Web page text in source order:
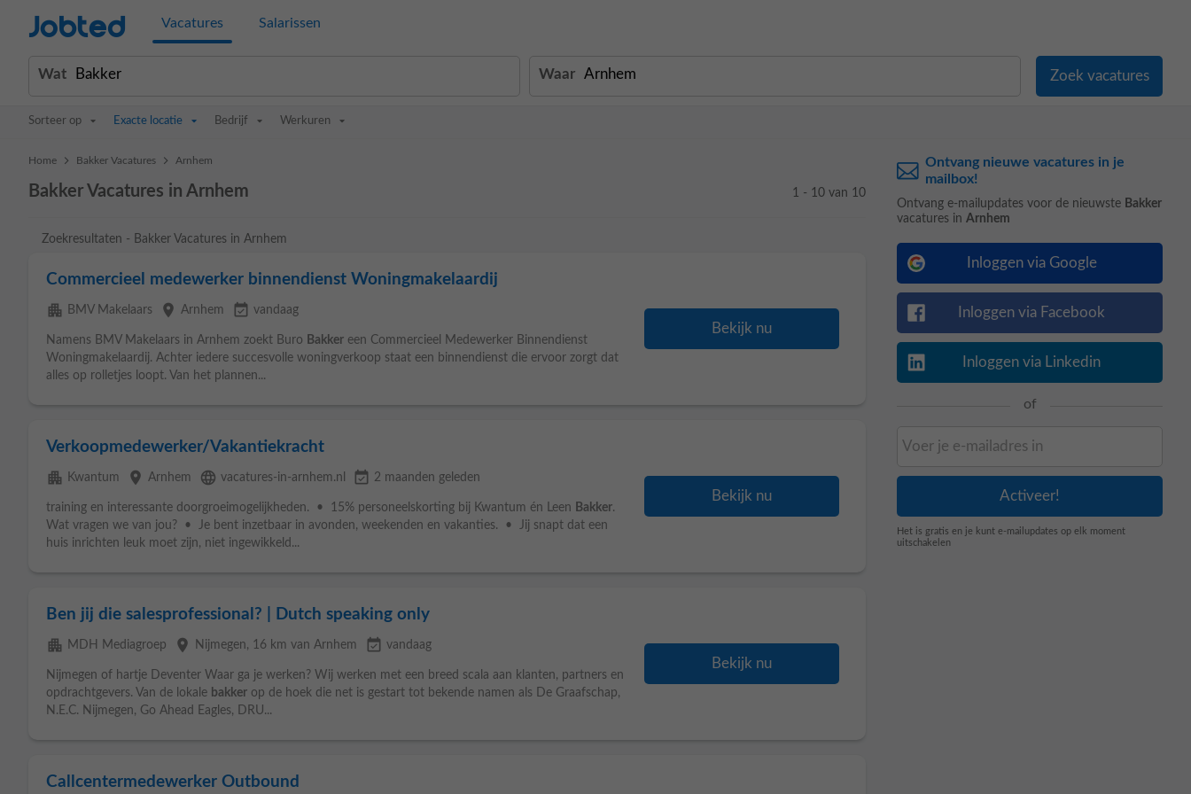
Jobted Vacatures Salarissen
Wat Waar
Sorteer op Exacte locatie Bedrijf Werkuren
Home > Bakker Vacatures > Arnhem
Bakker Vacatures in Arnhem 1 - 10 van 10
Zoekresultaten - Bakker Vacatures in Arnhem
Commercieel medewerker binnendienst Woningmakelaardij
apartment BMV Makelaars place Arnhem event_available vandaag
Namens BMV Makelaars in Arnhem zoekt Buro Bakker een Commercieel Medewerker Binnendienst
Woningmakelaardij. Achter iedere succesvolle woningverkoop staat een binnendienst die ervoor zorgt dat
alles op rolletjes loopt. Van het plannen...
Bekijk nu
Verkoopmedewerker/Vakantiekracht
apartment Kwantum place Arnhem language vacatures-in-arnhem.nl event_available 2 maanden geleden
training en interessante doorgroeimogelijkheden. • 15% personeelskorting bij Kwantum én Leen Bakker.
Wat vragen we van jou? • Je bent inzetbaar in avonden, weekenden en vakanties. • Jij snapt dat een
huis inrichten leuk moet zijn, niet ingewikkeld...
Bekijk nu
Ben jij die salesprofessional? | Dutch speaking only
apartment MDH Mediagroep place Nijmegen, 16 km van Arnhem event_available vandaag
Nijmegen of hartje Deventer Waar ga je werken? Wij werken met een breed scala aan klanten, partners en
opdrachtgevers. Van de lokale bakker op de hoek die net is gestart tot bekende namen als De Graafschap,
N.E.C. Nijmegen, Go Ahead Eagles, DRU...
Bekijk nu
Callcentermedewerker Outbound
Ontvang nieuwe vacatures in je
mailbox!
Ontvang e-mailupdates voor de nieuwste Bakker
vacatures in Arnhem
Inloggen via Google
Inloggen via Facebook
Inloggen via Linkedin
of
Het is gratis en je kunt e-mailupdates op elk moment
uitschakelen